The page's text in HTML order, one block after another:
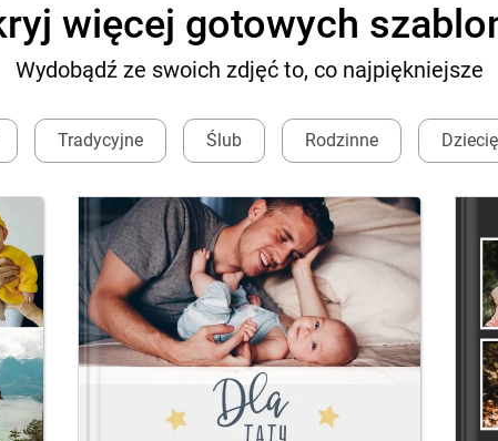
więcej gotowych
Wydobądź ze swoich zdjęć to, co najpiękniejsze
Tradycyjne Ślub Rodzinne